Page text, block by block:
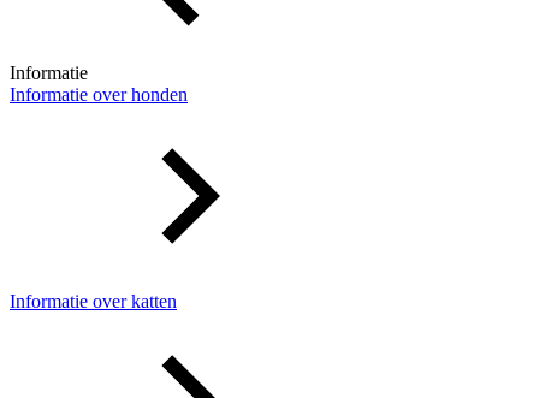
Informatie
Informatie over honden
Informatie over katten